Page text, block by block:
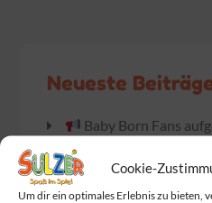
Cookie-
Um dir ein optimales Erlebnis zu bieten,
Neueste
Baby Born Fans
Das Warten hat ein
die Dumplings geliefert!